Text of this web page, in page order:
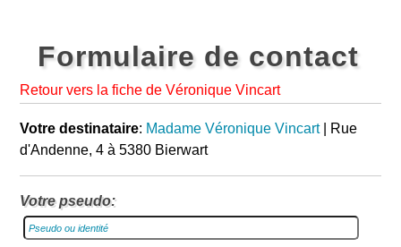
Formulaire de contact
Retour vers la fiche de Véronique Vincart
Votre destinataire: Madame Véronique Vincart| Rue
d'Andenne, 4 à 5380 Bierwart
Votre pseudo: